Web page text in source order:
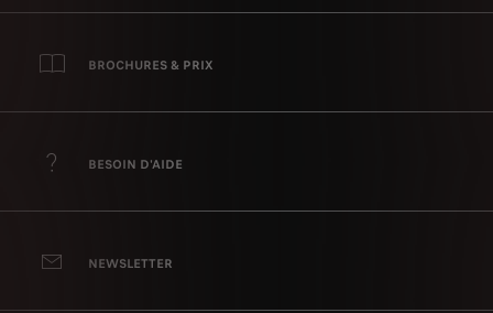
BROCHURES & PRIX
BESOIN D'AIDE
NEWSLETTER